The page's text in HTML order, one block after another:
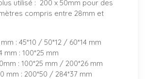
utilisé : 200 x 50mm pour des
compris entre 28mm et
: 45*10 / 50*12 / 60*14 mm
mm : 100*25 mm
: 100*25 mm / 200*26 mm
mm : 200*50 / 284*37 mm